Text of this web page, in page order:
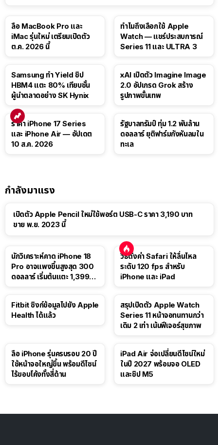
ลือ MacBook Pro และ
iMac รุ่นใหม่ เตรียมเปิดตัว
ต.ค. 2026 นี้
ทำไมถึงเลือกใช้ Apple
Watch — แชร์ประสบการณ์
Series 11 และ ULTRA 3
Samsung ทำ Yield ชิป
HBM4 แตะ 80% เทียบชั้น
ผู้นำตลาดอย่าง SK Hynix
xAI เปิดตัว Imagine Image
2.0 อัปเกรด Grok สร้าง
รูปภาพขั้นเทพ
ราคา iPhone 17 Series
และ iPhone Air — อัปเดต
10 ส.ค. 2026
รัฐบาลทรัมป์ ทุ่ม 1.2 พันล้าน
ดอลลาร์ ยุติฟาร์มกังหันลมใน
ทะเล
กำลังมาแรง
เปิดตัว Apple Pencil ใหม่ใช้พอร์ต USB-C ราคา 3,190 บาท
ขาย พ.ย. 2023 นี้
นักวิเคราะห์คาด iPhone 18
Pro อาจแพงขึ้นสูงสุด 300
ดอลลาร์ เริ่มต้นแตะ 1,399
วิธีตั้งค่า Safari ให้ลื่นไหล
ระดับ 120 fps สำหรับ
iPhone และ iPad
Fitbit ซิงก์ข้อมูลไปยัง Apple
Health ได้แล้ว
สรุปเปิดตัว Apple Watch
Series 11 หน้าจอทนทานกว่า
เดิม 2 เท่า เน้นฟีเจอร์สุขภาพ
ลือ iPhone รุ่นครบรอบ 20 ปี
ใช้หน้าจอใหญ่ขึ้น พร้อมดีไซน์
ไร้ขอบโค้งทั้งสี่ด้าน
iPad Air จ่อเปลี่ยนดีไซน์ใหม่
ในปี 2027 พร้อมจอ OLED
และชิป M5